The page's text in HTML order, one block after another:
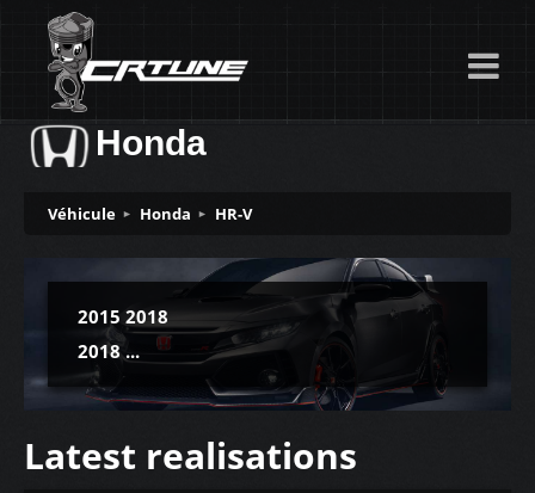
Honda
Véhicule Honda HR-V
2015 2018
2018 ...
Latest realisations